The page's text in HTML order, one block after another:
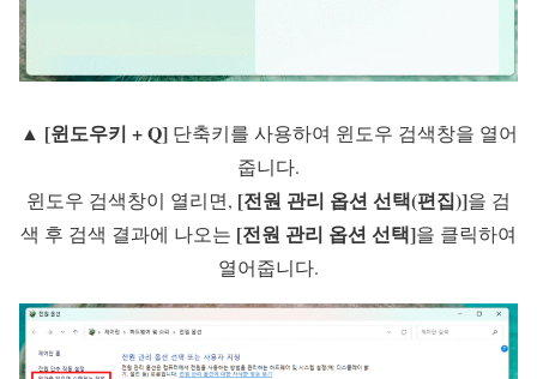
▲ [윈도우키 + Q]단축키를 사용하여 윈도우 검색창을 열어
줍니다.
윈도우 검색창이 열리면, [전원 관리 옵션 선택(편집)]을 검
색 후 검색 결과에 나오는 [전원 관리 옵션 선택]을 클릭하여
열어줍니다.